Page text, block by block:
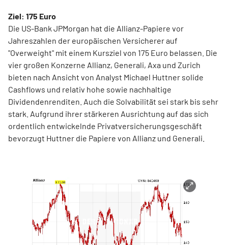
Ziel: 175 Euro
Die US-Bank JPMorgan hat die Allianz-Papiere vor
Jahreszahlen der europäischen Versicherer auf
"Overweight" mit einem Kursziel von 175 Euro belassen. Die
vier großen Konzerne Allianz, Generali, Axa und Zurich
bieten nach Ansicht von Analyst Michael Huttner solide
Cashflows und relativ hohe sowie nachhaltige
Dividendenrenditen. Auch die Solvabilität sei stark bis sehr
stark. Aufgrund ihrer stärkeren Ausrichtung auf das sich
ordentlich entwickelnde Privatversicherungsgeschäft
bevorzugt Huttner die Papiere von Allianz und Generali.